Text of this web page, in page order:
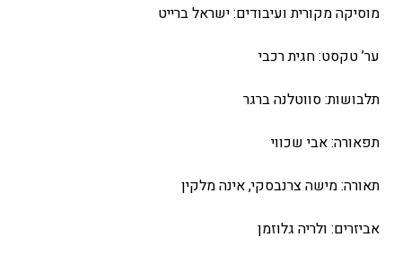
מוסיקה מקורית ועיבודים: ישראל ברייט
ער’ טקסט: חגית רכבי
תלבושות: סווטלנה ברגר
תפאורה: אבי שכווי
תאורה: מישה צרנבסקי, אינה מלקין
אביזרים: ולריה גלוזמן